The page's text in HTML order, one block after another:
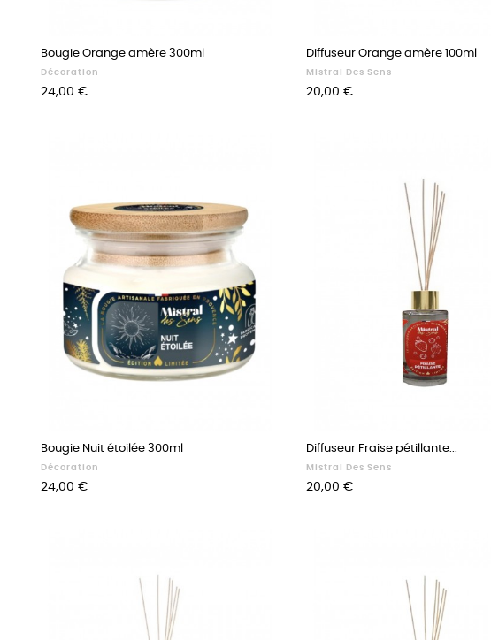
Bougie Orange amère 300ml
Décoration
Prix
24,00 €
Diffuseur Orange amère 100ml
Mistral Des Sens
Prix
20,00 €
Bougie Nuit étoilée 300ml
Décoration
Prix
24,00 €
Diffuseur Fraise pétillante...
Mistral Des Sens
Prix
20,00 €